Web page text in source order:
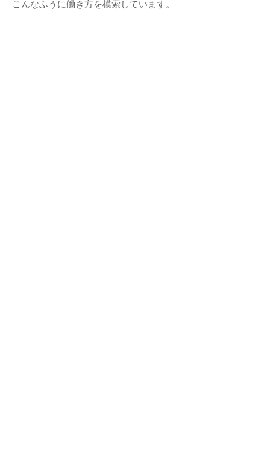
こんなふうに働き方を模索しています。